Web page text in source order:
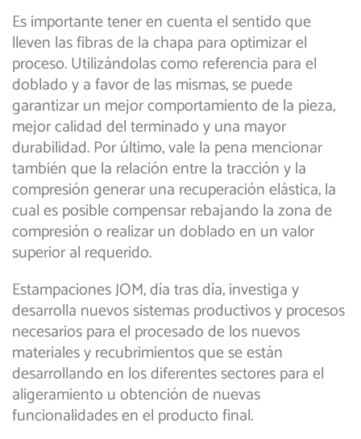
Es importante tener en cuenta el sentido que
lleven las fibras de la chapa para optimizar el
proceso. Utilizándolas como referencia para el
doblado y a favor de las mismas, se puede
garantizar un mejor comportamiento de la pieza,
mejor calidad del terminado y una mayor
durabilidad. Por último, vale la pena mencionar
también que la relación entre la tracción y la
compresión generar una recuperación elástica, la
cual es posible compensar rebajando la zona de
compresión o realizar un doblado en un valor
superior al requerido.
Estampaciones JOM, día tras día, investiga y
desarrolla nuevos sistemas productivos y procesos
necesarios para el procesado de los nuevos
materiales y recubrimientos que se están
desarrollando en los diferentes sectores para el
aligeramiento u obtención de nuevas
funcionalidades en el producto final.